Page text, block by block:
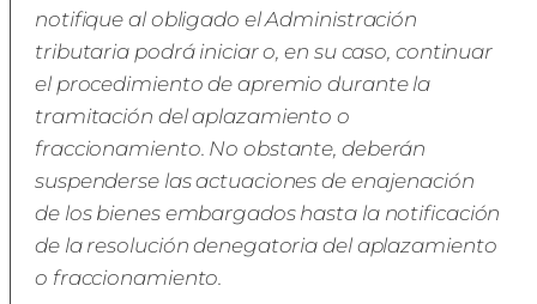
notifique al obligado el Administración
tributaria podrá iniciar o, en su caso, continuar
el procedimiento de apremio durante la
tramitación del aplazamiento o
fraccionamiento. No obstante, deberán
suspenderse las actuaciones de enajenación
de los bienes embargados hasta la notificación
de la resolución denegatoria del aplazamiento
o fraccionamiento.